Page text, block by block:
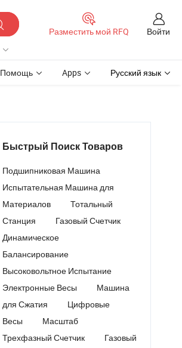
Разместить мой RFQ Войти
Помощь Apps Русский язык
Быстрый Поиск Товаров
Подшипниковая Машина
Испытательная Машина для
Материалов
Тотальный
Станция
Газовый Счетчик
Динамическое
Балансирование
Высоковольтное Испытание
Электронные Весы
Машина
для Сжатия
Цифровые
Весы
Масштаб
Трехфазный Счетчик
Газовый